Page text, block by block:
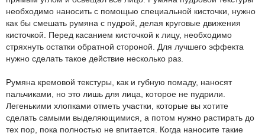
необходимо наносить с помощью специальной кисточки, нужно
как бы смешать румяна с пудрой, делая круговые движения
кисточкой. Перед касанием кисточкой к лицу, необходимо
стряхнуть остатки обратной стороной. Для лучшего эффекта
нужно сделать такое действие несколько раз.
Румяна кремовой текстуры, как и губную помаду, наносят
пальчиками, но это лишь для лица, которое не пудрили.
Легенькими хлопками отметь участки, которые вы хотите
сделать самыми выделяющимися, а потом нужно растирать до
тех пор, пока полностью не впитается. Когда наносите такие